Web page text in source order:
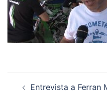
Entrevista a Ferran